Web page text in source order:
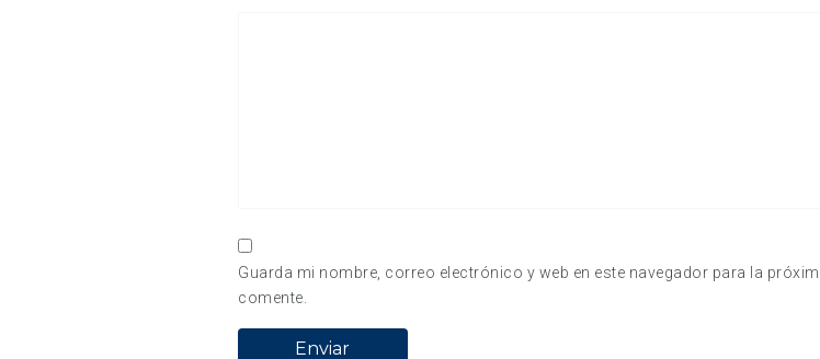
Guarda mi nombre, correo electrónico y web en este navegador para la
comente.